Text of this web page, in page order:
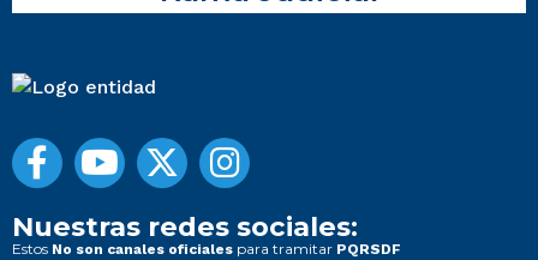
Nuestras redes sociales:
Estos No son canales oficiales para tramitar PQRSDF